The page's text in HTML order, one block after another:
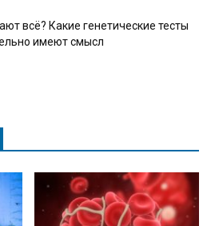
всё? Какие генетические тесты
имеют смысл